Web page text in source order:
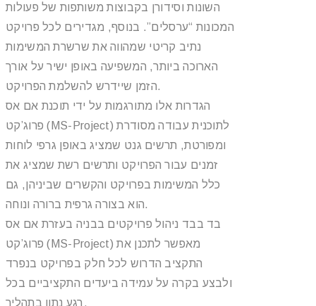
השונות וסידורן בקבוצות משותפות של פעולות
המכונות “ערסלים”. בנוסף, מגדירים לכל פרויקט
נתיב קריטי שמהווה את שרשרת המשימות
הארוכה ביותר, המשפיעה באופן ישיר על אורך
הזמן שיידרש להשלמת הפרויקט.
הגדרות אלו מתורגמות על ידי תוכנת אם אס
פרוג’קט (MS-Project) לתוכנית עבודה מסודרת
ומפורטת, תרשים גנט שמציג באופן גרפי לוחות
זמנים עבור הפרויקט ותרשים רשת שמציג את
כלל המשימות בפרויקט והקשרים שביניהן, גם
הוא בצורה גרפית ברורה ונוחה.
בד בבד ניהול פרויקטים בבניה בעזרת אם אס
פרוג’קט (MS-Project) מאפשר לתכנן את
התקציב הדרוש לכל חלק בפרויקט בנפרד
ולבצע בקרה על עמידה ביעדים התקציביים בכל
רגע נתון בתהליך.